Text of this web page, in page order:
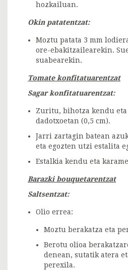
hozkailuan.
Okin patatentzat:
Moztu patata 3 mm
ore-ebakitzailearekin.
suabearekin.
Tomate konfitatuarentzat
Sagar konfitatuarentzat:
Zuritu, bihotza kendu
dadotxoetan (0,5 cm).
Jarri zartagin batean
eta egozten utzi estalita
Estalkia kendu eta
Barazki bouquetarentzat
Saltsentzat:
Olio errea:
Moztu berakatza eta
Berotu olioa
denean, sutatik atera
perexila.